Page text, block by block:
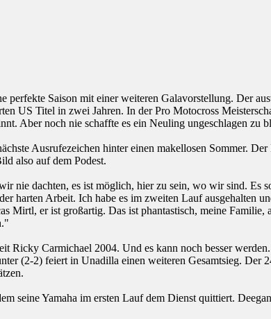
perfekte Saison mit einer weiteren Galavorstellung. Der
US Titel in zwei Jahren. In der Pro Motocross
Aber noch nie schaffte es ein Neuling ungeschlagen zu
Ausrufezeichen hinter einen makellosen Sommer.
also auf dem Podest.
nie dachten, es ist möglich, hier zu sein, wo wir sind. Es
harten Arbeit. Ich habe es im zweiten Lauf ausgehalten
Mirtl, er ist großartig. Das ist phantastisch, meine
Ricky Carmichael 2004. Und es kann noch besser
(2-2) feiert in Unadilla einen weiteren Gesamtsieg.
seine Yamaha im ersten Lauf dem Dienst quittiert.